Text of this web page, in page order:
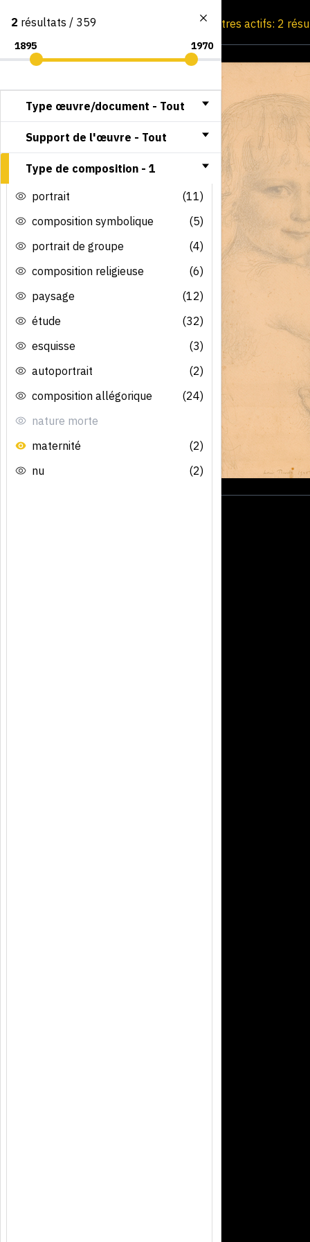
Consultation par image Filtres actifs: 2
2 résultats / 359
Type œuvre/document - Tout
Support de l'œuvre - Tout
Type de composition - 1
portrait
(11)
composition symbolique
(5)
portrait de groupe
(4)
composition religieuse
(6)
paysage
(12)
étude
(32)
esquisse
(3)
autoportrait
(2)
composition allégorique
(24)
nature morte
maternité
(2)
nu
(2)